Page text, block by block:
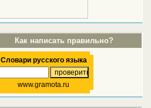
Как написать правильно?
Словари русского языка
www.gramota.ru